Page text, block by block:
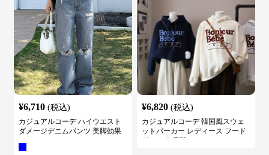
¥6,710 (税込)
カジュアルコーデ ハイウエスト
ダメージデニムパンツ 美脚効果
¥6,820 (税込)
カジュアルコーデ 韓国風スウェ
ットパーカー レディース フード